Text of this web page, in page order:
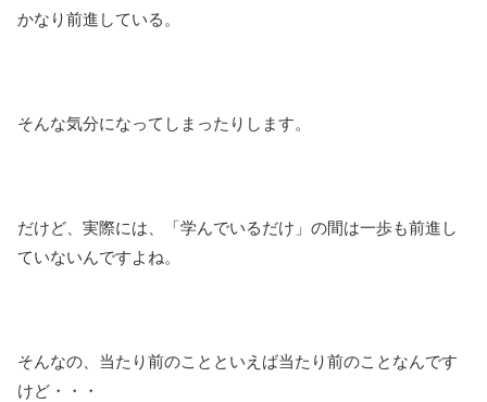
かなり前進している。
そんな気分になってしまったりします。
だけど、実際には、「学んでいるだけ」の間は一歩も前進し
ていないんですよね。
そんなの、当たり前のことといえば当たり前のことなんです
けど・・・